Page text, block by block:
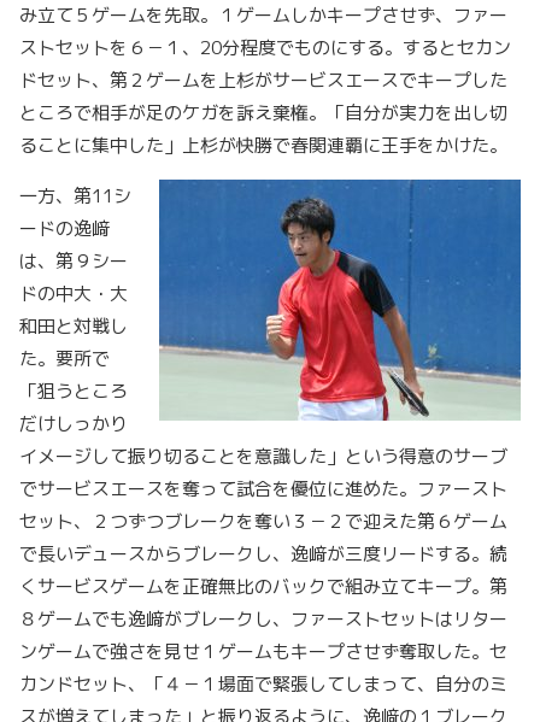
み立て５ゲームを先取。１ゲームしかキープさせず、ファー
ストセットを６－１、20分程度でものにする。するとセカン
ドセット、第２ゲームを上杉がサービスエースでキープした
ところで相手が足のケガを訴え棄権。「自分が実力を出し切
ることに集中した」上杉が快勝で春関連覇に王手をかけた。
一方、第11シ
ードの逸﨑
は、第９シー
ドの中大・大
和田と対戦し
た。要所で
「狙うところ
だけしっかり
イメージして振り切ることを意識した」という得意のサーブ
でサービスエースを奪って試合を優位に進めた。ファースト
セット、２つずつブレークを奪い３－２で迎えた第６ゲーム
で長いデュースからブレークし、逸﨑が三度リードする。続
くサービスゲームを正確無比のバックで組み立てキープ。第
８ゲームでも逸﨑がブレークし、ファーストセットはリター
ンゲームで強さを見せ１ゲームもキープさせず奪取した。セ
カンドセット、「４－１場面で緊張してしまって、自分のミ
スが増えてしまった」と振り返るように、逸﨑の１ブレーク